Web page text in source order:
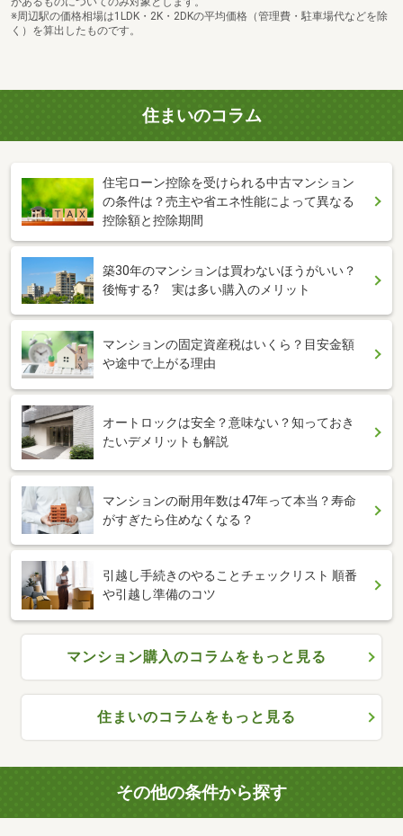
※周辺駅の価格相場は1LDK・2K・2DKの平均価格（管理費・駐車場代などを除
く）を算出したものです。
住まいのコラム
住宅ローン控除を受けられる中古マンション
の条件は？売主や省エネ性能によって異なる
控除額と控除期間
築30年のマンションは買わないほうがいい？
後悔する? 実は多い購入のメリット
マンションの固定資産税はいくら？目安金額
や途中で上がる理由
オートロックは安全？意味ない？知っておき
たいデメリットも解説
マンションの耐用年数は47年って本当？寿命
がすぎたら住めなくなる？
引越し手続きのやることチェックリスト 順番
や引越し準備のコツ
マンション購入のコラムをもっと見る
住まいのコラムをもっと見る
その他の条件から探す